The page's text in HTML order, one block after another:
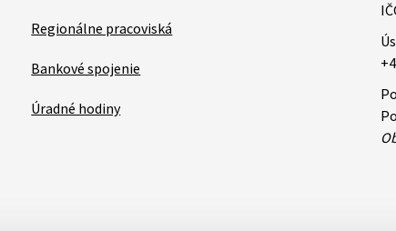
Regionálne pracoviská
Bankové spojenie
Úradné hodiny